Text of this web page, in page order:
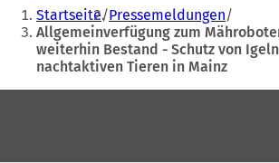
f
f
n
e
t
befinden
sich
Startseite Pressemeldungen
Allgemeinverfügung zum
weiterhin Bestand - Schutz von
nachtaktiven Tieren in Mainz